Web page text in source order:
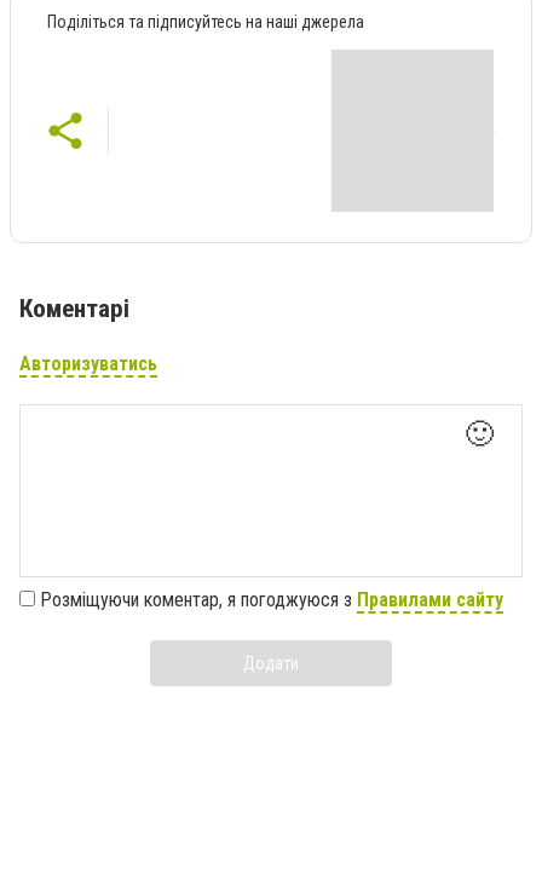
Поділіться та підписуйтесь на наші джерела
Коментарі
Авторизуватись
🙂
Розміщуючи коментар, я погоджуюся з Правилами сайту
Додати